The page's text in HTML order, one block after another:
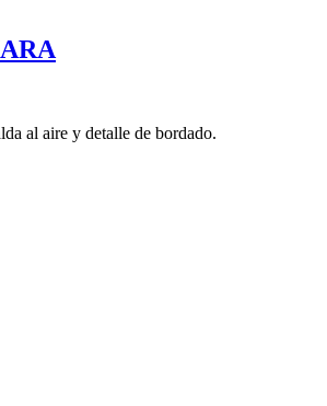
al aire y detalle de bordado.